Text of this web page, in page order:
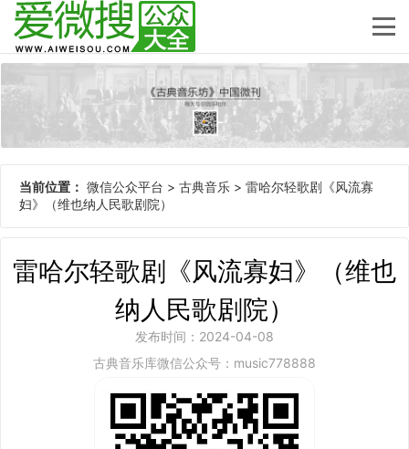
当前位置： 微信公众平台 > 古典音乐 > 雷哈尔轻歌剧《风流寡
妇》（维也纳人民歌剧院）
雷哈尔轻歌剧《风流寡妇》（维也
纳人民歌剧院）
发布时间：2024-04-08
古典音乐库微信公众号：music778888